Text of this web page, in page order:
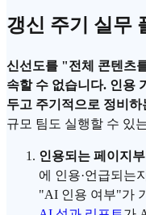
갱신 주기 실무
신선도를 "전체 콘텐츠
속할 수 없습니다. 인용
두고 주기적으로 정비
규모 팀도 실행할 수 있
인용되는 페이지
에 인용·언급되는
"AI 인용 여부"가